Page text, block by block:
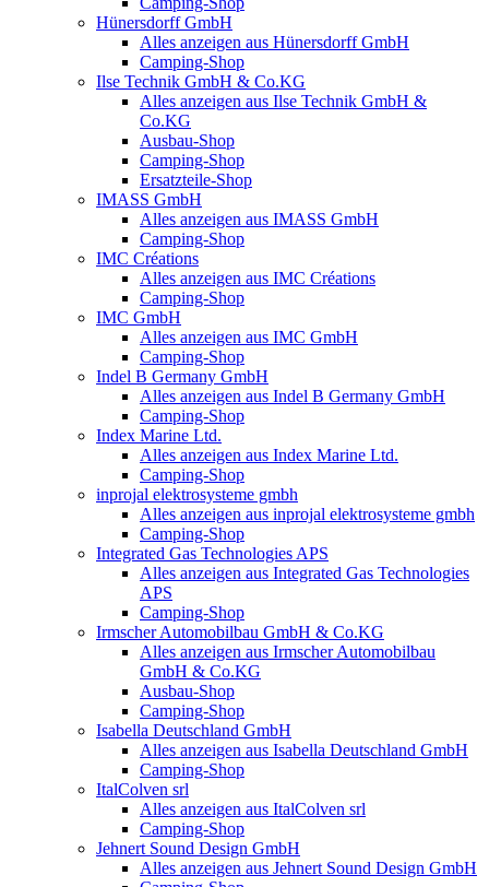
Hünersdorff GmbH
Alles anzeigen aus Hünersdorff GmbH
Camping-Shop
Ilse Technik GmbH & Co.KG
Alles anzeigen aus Ilse Technik GmbH &
Co.KG
Ausbau-Shop
Camping-Shop
Ersatzteile-Shop
IMASS GmbH
Alles anzeigen aus IMASS GmbH
Camping-Shop
IMC Créations
Alles anzeigen aus IMC Créations
Camping-Shop
IMC GmbH
Alles anzeigen aus IMC GmbH
Camping-Shop
Indel B Germany GmbH
Alles anzeigen aus Indel B Germany GmbH
Camping-Shop
Index Marine Ltd.
Alles anzeigen aus Index Marine Ltd.
Camping-Shop
inprojal elektrosysteme gmbh
Alles anzeigen aus inprojal elektrosysteme gmbh
Camping-Shop
Integrated Gas Technologies APS
Alles anzeigen aus Integrated Gas Technologies
APS
Camping-Shop
Irmscher Automobilbau GmbH & Co.KG
Alles anzeigen aus Irmscher Automobilbau
GmbH & Co.KG
Ausbau-Shop
Camping-Shop
Isabella Deutschland GmbH
Alles anzeigen aus Isabella Deutschland GmbH
Camping-Shop
ItalColven srl
Alles anzeigen aus ItalColven srl
Camping-Shop
Jehnert Sound Design GmbH
Alles anzeigen aus Jehnert Sound Design GmbH